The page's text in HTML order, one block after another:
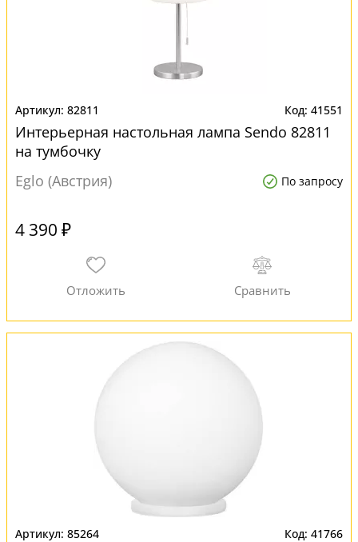
82811 41551
Интерьерная настольная лампа Sendo 82811
на тумбочку
Eglo (Австрия)
По запросу
4 390 ₽
85264 41766